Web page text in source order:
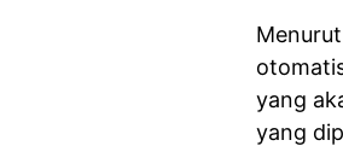
yang
yang